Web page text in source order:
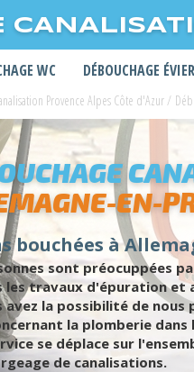
WC DÉBOUCHAGE ÉVIER
Provence Alpes Côte d'Azur/
EN-
bouchées à
sont préocuppées
travaux d'épuration et
avez la possibilité de
la plomberie
se déplace sur
de canalisations.